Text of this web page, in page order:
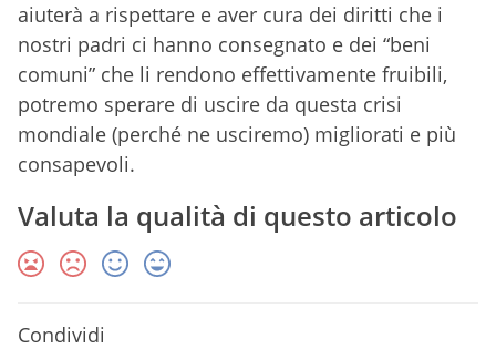
aiuterà a rispettare e aver cura dei diritti che i
nostri padri ci hanno consegnato e dei “beni
comuni” che li rendono effettivamente fruibili,
potremo sperare di uscire da questa crisi
mondiale (perché ne usciremo) migliorati e più
consapevoli.
Valuta la qualità di questo articolo
Condividi